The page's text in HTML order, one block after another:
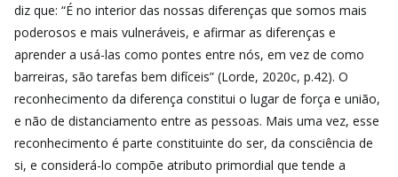
diz que: “É no interior das nossas diferenças que somos mais
poderosos e mais vulneráveis, e afirmar as diferenças e
aprender a usá-las como pontes entre nós, em vez de como
barreiras, são tarefas bem difíceis” (Lorde, 2020c, p.42). O
reconhecimento da diferença constitui o lugar de força e união,
e não de distanciamento entre as pessoas. Mais uma vez, esse
reconhecimento é parte constituinte do ser, da consciência de
si, e considerá-lo compõe atributo primordial que tende a